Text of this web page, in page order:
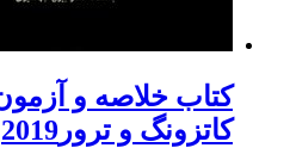
کتاب خلاصه و
کاتزونگ و ترور2019